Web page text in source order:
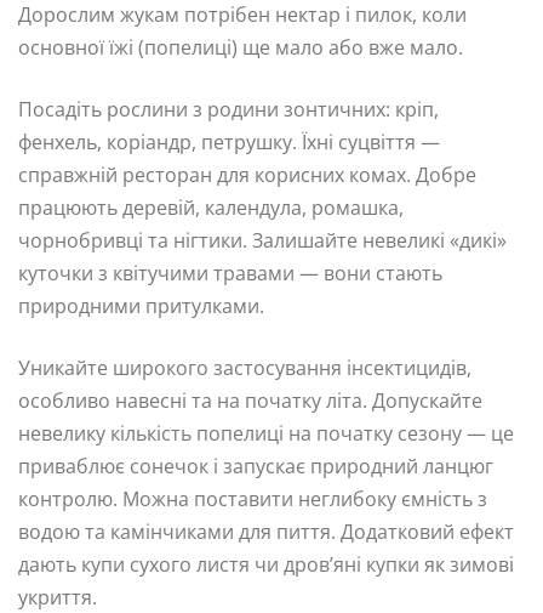
Дорослим жукам потрібен нектар і пилок, коли
основної їжі (попелиці) ще мало або вже мало.
Посадіть рослини з родини зонтичних: кріп,
фенхель, коріандр, петрушку. Їхні суцвіття —
справжній ресторан для корисних комах. Добре
працюють деревій, календула, ромашка,
чорнобривці та нігтики. Залишайте невеликі «дикі»
куточки з квітучими травами — вони стають
природними притулками.
Уникайте широкого застосування інсектицидів,
особливо навесні та на початку літа. Допускайте
невелику кількість попелиці на початку сезону — це
приваблює сонечок і запускає природний ланцюг
контролю. Можна поставити неглибоку ємність з
водою та камінчиками для пиття. Додатковий ефект
дають купи сухого листя чи дров’яні купки як зимові
укриття.